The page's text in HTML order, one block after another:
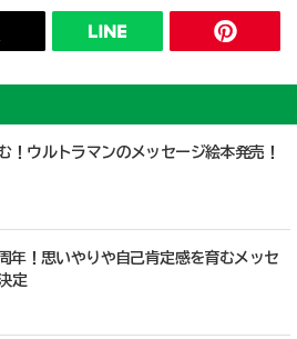
！ウルトラマンのメッセージ絵本発売！
年！思いやりや自己肯定感を育むメッセ
定